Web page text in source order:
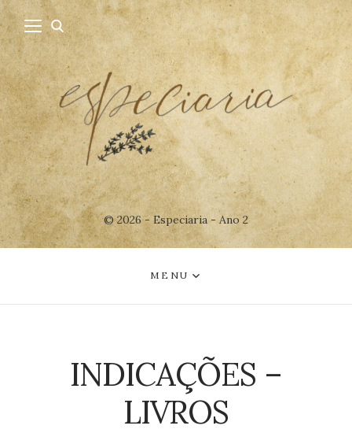
© 2026 - Especiaria - Ano 2
MENU
INDICAÇÕES –
LIVROS